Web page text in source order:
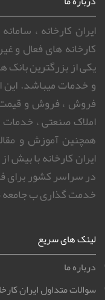
ایران کارخانه ،
کارخانه های فعال و
یکی از بزرگترین
و خدمات میباشد. این
فروش ، فروش و
املاک صنعتی ، خدمات
همچنین آموزش و
در سراسر کشور برای
خدمت گذاری ب جامعه
لینک های سریع
درباره ما
سوالات متداول ایران